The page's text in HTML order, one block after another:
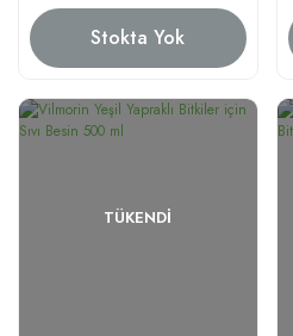
Stokta Yok
TÜKENDI